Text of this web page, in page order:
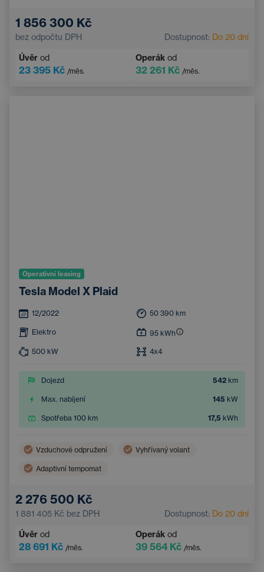
Asistent hlídání jízdy v pruhu
Parkovací kamera
1 856 300 Kč
bez odpočtu DPH Dostupnost: Do 20 dní
Úvěr od
23 395 Kč /měs.
Operák od
32 261 Kč /měs.
Operativní leasing
Tesla Model X Plaid
12/2022 50 390 km
Elektro 95 kWh
500 kW 4x4
Dojezd 542 km
Max. nabíjení 145 kW
Spotřeba 100 km 17,5 kWh
Vzduchové odpružení Vyhřívaný volant
Adaptivní tempomat
Odnímatelné tažné zařízení
LED světlomety Automatická klimatizace
2 276 500 Kč
1 881 405 Kč bez DPH Dostupnost: Do 20 dní
Úvěr od
28 691 Kč /měs.
Operák od
39 564 Kč /měs.